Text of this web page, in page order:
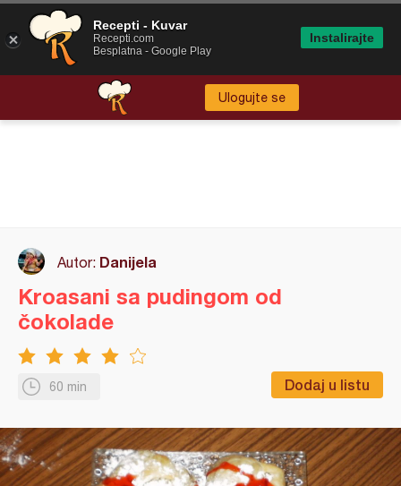
Ulogujte se
Autor: Danijela
60 min Dodaj u listu
Kroasani sa pudingom od
čokolade
Recepti - Kuvar
Recepti.com
Besplatna - Google Play
Instalirajte